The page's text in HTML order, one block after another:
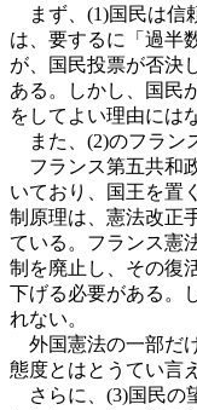
まず、(1)国民は信
は、要するに「過半
が、国民投票が否決
ある。しかし、国民
をしてよい理由には
また、(2)のフラン
フランス第五共和
いており、国王を置
制原理は、憲法改正
ている。フランス憲
制を廃止し、その復
下げる必要がある。
れない。
外国憲法の一部だ
態度とはとうてい言
さらに、(3)国民の